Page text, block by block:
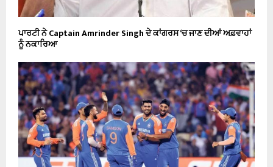
ਪਾਰਟੀ ਨੇ Captain Amrinder Singh ਦੇ ਕਾਂਗਰਸ ‘ਚ ਜਾਣ ਦੀਆਂ ਅਫ਼ਵਾਹਾਂ
ਨੂੰ ਨਕਾਰਿਆ